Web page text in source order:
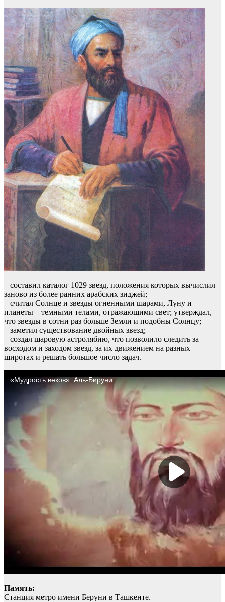
– составил каталог 1029 звезд, положения которых вычислил
заново из более ранних арабских зиджей;
– считал Солнце и звезды огненными шарами, Луну и
планеты – темными телами, отражающими свет; утверждал,
что звезды в сотни раз больше Земли и подобны Солнцу;
– заметил существование двойных звезд;
– создал шаровую астролябию, что позволило следить за
восходом и заходом звезд, за их движением на разных
широтах и решать большое число задач.
Память:
Станция метро имени Беруни в Ташкенте.